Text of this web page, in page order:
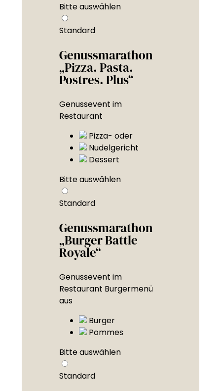
Bitte auswählen
Standard
Genussmarathon
„Pizza. Pasta.
Postres. Plus“
Genussevent im
Restaurant
Pizza- oder
Nudelgericht
Dessert
Bitte auswählen
Standard
Genussmarathon
„Burger Battle
Royale“
Genussevent im
Restaurant Burgermenü
aus
Burger
Pommes
Bitte auswählen
Standard